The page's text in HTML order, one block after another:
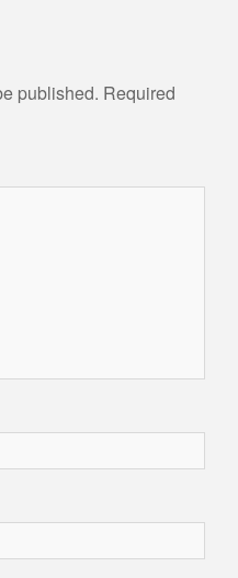
published. Required